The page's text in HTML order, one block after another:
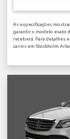
As especificações
garantir o modelo exato
receberá. Para detalhes
carros em Stockholm